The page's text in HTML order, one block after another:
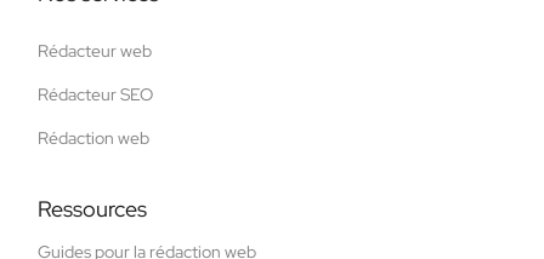
Rédacteur web
Rédacteur SEO
Rédaction web
Ressources
Guides pour la rédaction web